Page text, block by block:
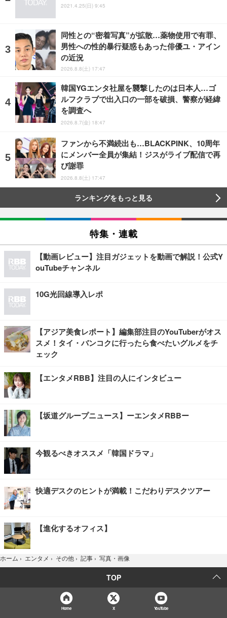
2021.4.25(日) 9:45
同性との“密着写真”が拡散…薬物使用で有罪、
男性への性的暴行疑惑もあった俳優ユ・アイン
の近況
2026.8.8(土) 17:47
韓国YGエンタ社屋を襲撃したのは日本人…ゴ
ルフクラブで出入口の一部を破損、警察が経緯
を調査へ
2026.8.7(金) 18:47
ファンから不満続出も…BLACKPINK、10周年
にメンバー全員が集結！ジスがライブ配信で再
び謝罪
2026.8.8(土) 17:47
ランキングをもっと見る
特集・連載
【動画レビュー】注目ガジェットを動画で解説！公式Y
ouTubeチャンネル
10G光回線導入レポ
【アジア美食レポート】編集部注目のYouTuberがオス
スメ！タイ・バンコクに行ったら食べたいグルメをチ
ェック
【エンタメRBB】注目の人にインタビュー
【坂道グループニュース】ーエンタメRBBー
今観るべきオススメ「韓国ドラマ」
快適デスクのヒントが満載！こだわりデスクツアー
【進化するオフィス】
ホーム › エンタメ › その他 › 記事 › 写真・画像
TOP
Home X YouTube